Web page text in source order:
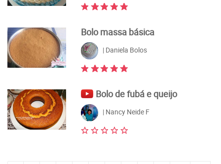
Bolo massa básica
| Daniela Bolos
Bolo de fubá e queijo
| Nancy Neide F